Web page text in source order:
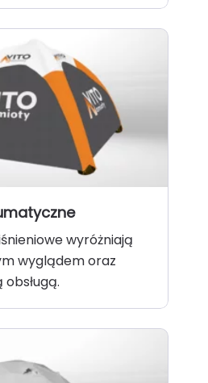
wyróżniają
wyglądem oraz